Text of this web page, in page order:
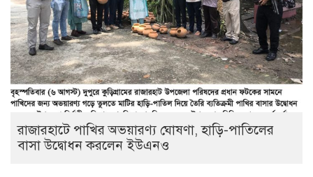
রাজারহাটে পাখির অভয়ারণ্য ঘোষণা, হাড়ি-পাতিলের
বাসা উদ্বোধন করলেন ইউএনও